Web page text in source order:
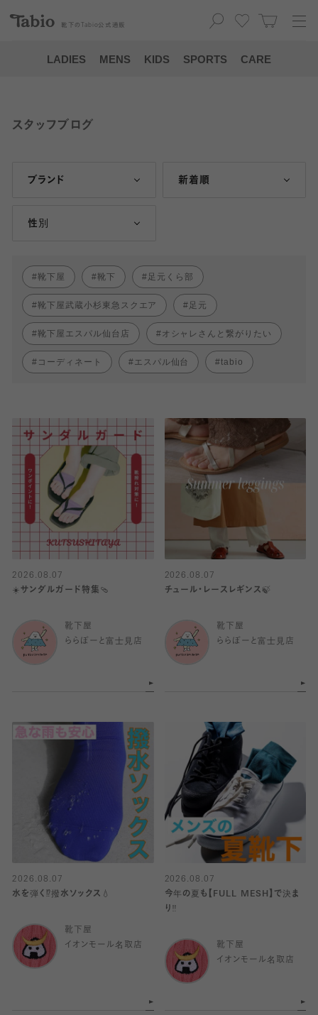
靴下の Tabio 公式通販
LADIES MENS KIDS SPORTS CARE
スタッフブログ
ブランド 新着順
性別
靴下屋 靴下 足元くら部
靴下屋武蔵小杉東急スクエア 足元
靴下屋エスパル仙台店 オシャレさんと繋がりたい
コーディネート エスパル仙台 tabio
2026.08.07
☀️サンダルガード特集🩴
靴下屋
ららぽーと富士見店
2026.08.07
チュール・レースレギンス🍃
靴下屋
ららぽーと富士見店
2026.08.07
水を弾く⁉️撥水ソックス💧
靴下屋
イオンモール名取店
2026.08.07
今年の夏も【FULL MESH】で決ま
り️‼️
靴下屋
イオンモール名取店